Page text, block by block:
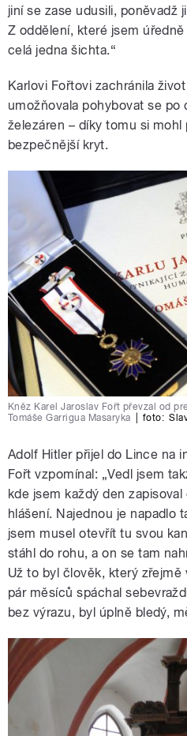
jiní se zase udusili, poněvadž
Z oddělení, které jsem
celá jedna šichta.“
Karlovi Fořtovi zachránila
umožňovala pohybovat se po
železáren – díky tomu si mohl
bezpečnější kryt.
Kněz Karel Jaroslav Fořt převzal od
Tomáše Garrigua Masaryka
foto:
Adolf Hitler přijel do Lince na
Fořt vzpomínal: „Vedl jsem
kde jsem každý den
hlášení. Najednou je napadlo
jsem musel otevřít tu svou
stáhl do rohu, a on se tam
Už to byl člověk, který
pár měsíců spáchal
bez výrazu, byl úplně bledý,